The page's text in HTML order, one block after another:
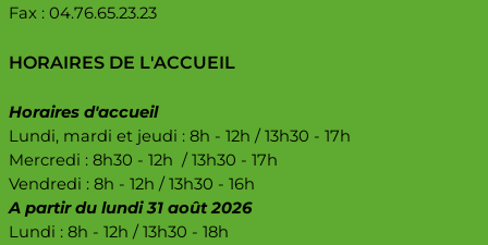
Fax : 04.76.65.23.23
HORAIRES DE L'ACCUEIL
Horaires d'accueil
Lundi, mardi et jeudi : 8h - 12h / 13h30 - 17h
Mercredi : 8h30 - 12h / 13h30 - 17h
Vendredi : 8h - 12h / 13h30 - 16h
A partir du lundi 31 août 2026
Lundi : 8h - 12h / 13h30 - 18h